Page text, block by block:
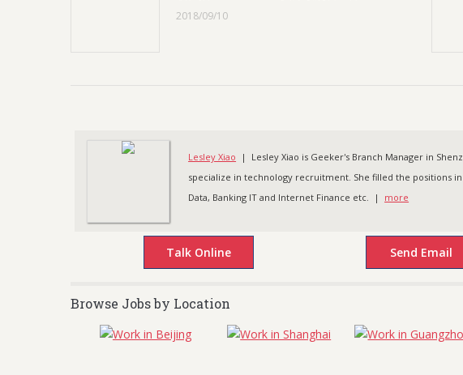
2018/09/10
Lesley Xiao | Lesley Xiao is Geeker's Branch Manager in
specialize in technology recruitment. She filled the positions
Data, Banking IT and Internet Finance etc. | more
Browse Jobs by Location